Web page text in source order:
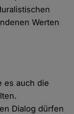
Werten
es auch die
Dialog dürfen